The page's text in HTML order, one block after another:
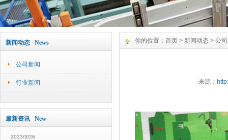
新闻动态 News
公司新闻
行业新闻
最新资讯 New
2023/3/26
你的位置： 首页 > 新闻动态 > 公
来源：